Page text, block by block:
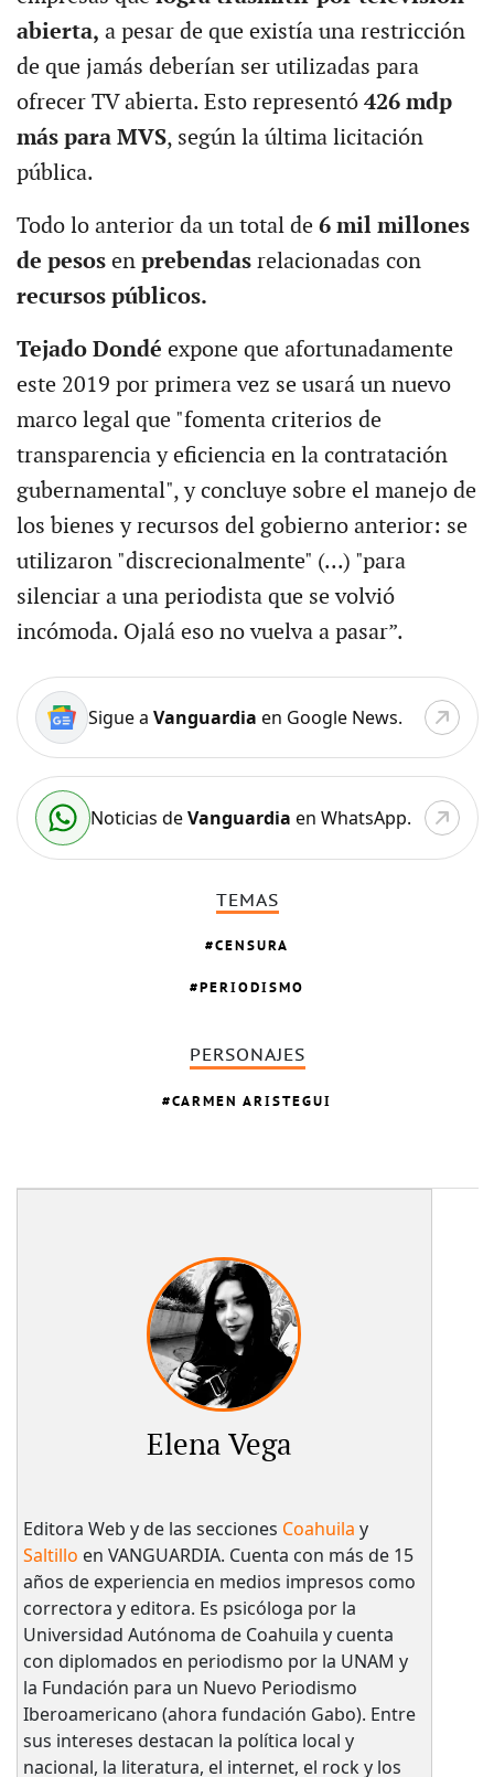
abierta, a pesar de que existía una restricción
de que jamás deberían ser utilizadas para
ofrecer TV abierta. Esto representó 426 mdp
más para MVS, según la última licitación
pública.
Todo lo anterior da un total de6 mil millones
de pesos en prebendas relacionadas con
recursos públicos.
Tejado Dondé expone que afortunadamente
este 2019 por primera vez se usará un nuevo
marco legal que "fomenta criterios de
transparencia y eficiencia en la contratación
gubernamental", y concluye sobre el manejo de
los bienes y recursos del gobierno anterior: se
utilizaron "discrecionalmente" (...) "para
silenciar a una periodista que se volvió
incómoda. Ojalá eso no vuelva a pasar”.
Sigue a Vanguardia en Google News.
Noticias deVanguardia en WhatsApp.
TEMAS
CENSURA
PERIODISMO
PERSONAJES
CARMEN ARISTEGUI
Elena Vega
Editora Web y de las secciones Coahuila y
Saltillo en VANGUARDIA. Cuenta con más de 15
años de experiencia en medios impresos como
correctora y editora. Es psicóloga por la
Universidad Autónoma de Coahuila y cuenta
con diplomados en periodismo por la UNAM y
la Fundación para un Nuevo Periodismo
Iberoamericano (ahora fundación Gabo). Entre
sus intereses destacan la política local y
nacional, la literatura, el internet, el rock y los